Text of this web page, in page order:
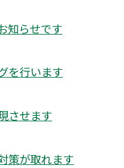
知らせです
を行います
させます
策が取れます